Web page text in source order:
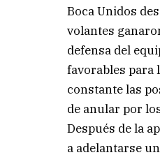
Boca Unidos
volantes
defensa del
favorables para
constante las
de anular por
Después de la
a adelantarse